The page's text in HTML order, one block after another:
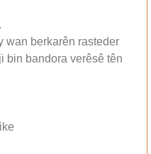
wan berkarên rasteder
bin bandora verêsê tên